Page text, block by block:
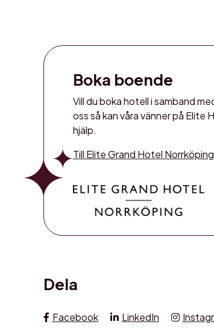
Boka boende
Vill du boka hotell i samband
oss så kan våra vänner på Elite
hjälp.
Till Elite Grand Hotel
Dela
Facebook LinkedIn